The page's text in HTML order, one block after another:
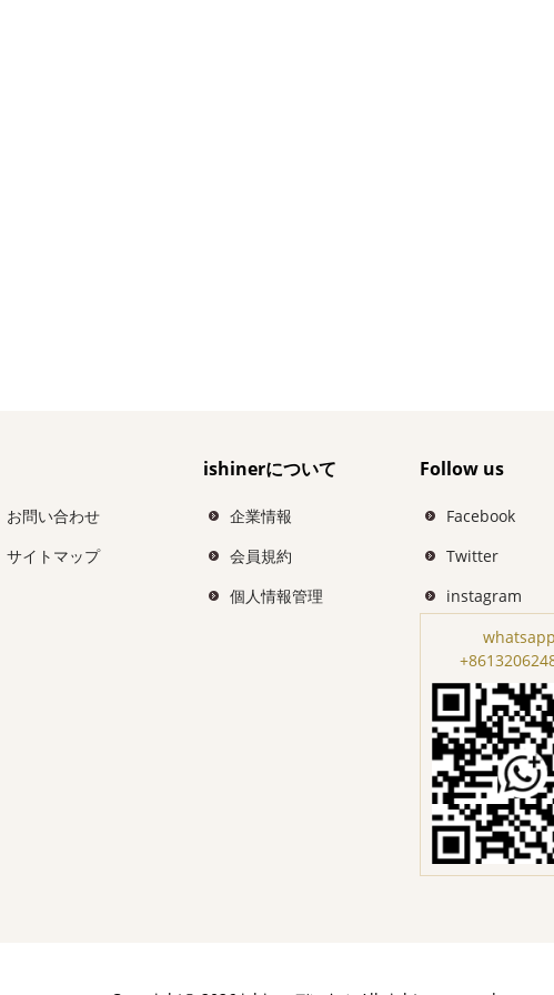
お問い合わせ
サイトマップ
ishinerについて
企業情報
会員規約
個人情報管理
Follow us
Facebook
Twitter
instagram